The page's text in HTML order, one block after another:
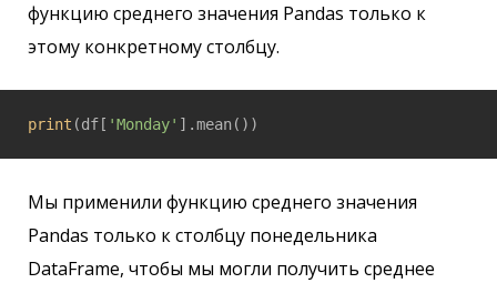
функцию среднего значения Pandas только к
этому конкретному столбцу.
print (df[ 'Monday' ].mean())
Мы применили функцию среднего значения
Pandas только к столбцу понедельника
DataFrame, чтобы мы могли получить среднее